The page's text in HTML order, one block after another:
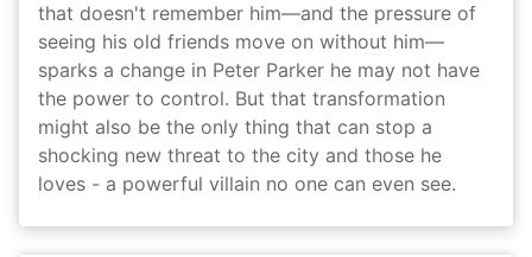
that doesn't remember him—and the pressure of
seeing his old friends move on without him—
sparks a change in Peter Parker he may not have
the power to control. But that transformation
might also be the only thing that can stop a
shocking new threat to the city and those he
loves - a powerful villain no one can even see.